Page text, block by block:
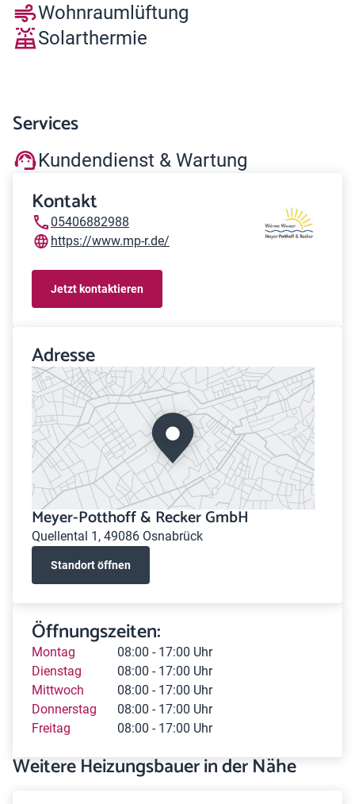
Wohnraumlüftung
Solarthermie
Services
Kundendienst & Wartung
Kontakt
05406882988
https://www.mp-r.de/
Jetzt kontaktieren
Adresse
Meyer-Potthoff & Recker GmbH
Quellental 1, 49086 Osnabrück
Standort öffnen
Öffnungszeiten:
Montag
08:00 - 17:00 Uhr
Dienstag
08:00 - 17:00 Uhr
Mittwoch
08:00 - 17:00 Uhr
Donnerstag
08:00 - 17:00 Uhr
Freitag
08:00 - 17:00 Uhr
Weitere Heizungsbauer in der Nähe